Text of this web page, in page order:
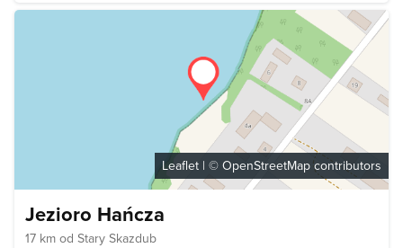
Leaflet | © OpenStreetMapcontributors
Jezioro Hańcza
17 km od Stary Skazdub